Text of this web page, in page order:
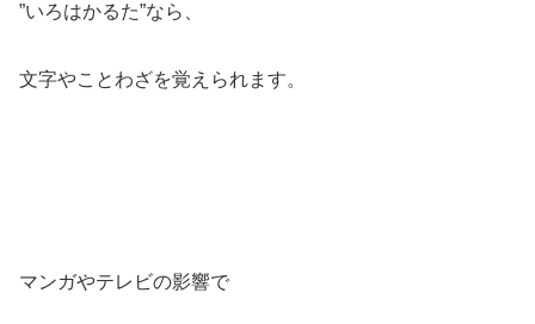
”いろはかるた”なら、
文字やことわざを覚えられます。
マンガやテレビの影響で